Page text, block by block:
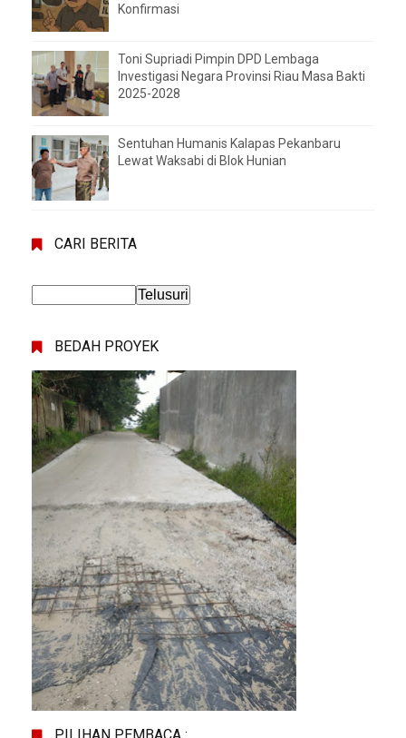
Konfirmasi
Toni Supriadi Pimpin DPD Lembaga
Investigasi Negara Provinsi Riau Masa Bakti
2025-2028
Sentuhan Humanis Kalapas Pekanbaru
Lewat Waksabi di Blok Hunian
CARI BERITA
BEDAH PROYEK